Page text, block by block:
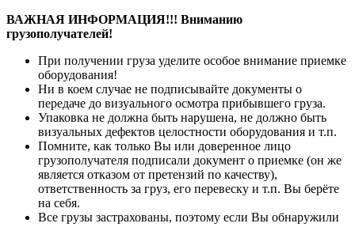
ВАЖНАЯ ИНФОРМАЦИЯ!!! Вниманию
грузополучателей!
При получении груза уделите особое внимание приемке
оборудования!
Ни в коем случае не подписывайте документы о
передаче до визуального осмотра прибывшего груза.
Упаковка не должна быть нарушена, не должно быть
визуальных дефектов целостности оборудования и т.п.
Помните, как только Вы или доверенное лицо
грузополучателя подписали документ о приемке (он же
является отказом от претензий по качеству),
ответственность за груз, его перевеску и т.п. Вы берёте
на себя.
Все грузы застрахованы, поэтому если Вы обнаружили